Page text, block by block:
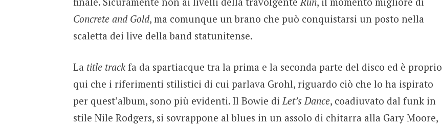
Concrete and Gold, ma comunque un brano che può conquistarsi un posto nella
scaletta dei live della band statunitense.
La title trackfa da spartiacque tra la prima e la seconda parte del disco ed è proprio
qui che i riferimenti stilistici di cui parlava Grohl, riguardo ciò che lo ha ispirato
per quest’album, sono più evidenti. Il Bowie diLet’s Dance, coadiuvato dal funk in
stile Nile Rodgers, si sovrappone al blues in un assolo di chitarra alla Gary Moore,